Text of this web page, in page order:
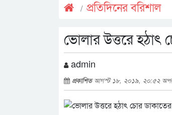
প্রতিদিনের বরিশাল
ভোলার উত্তরে হঠাৎ
admin
প্রকাশিতআগস্ট ১৮, ২০১৯, ২০:৫২